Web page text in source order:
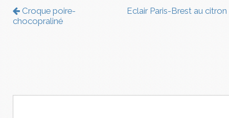
Croque poire-
chocopraliné
Eclair Paris-Brest au citron